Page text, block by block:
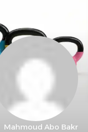
Mahmoud Abo Bakr